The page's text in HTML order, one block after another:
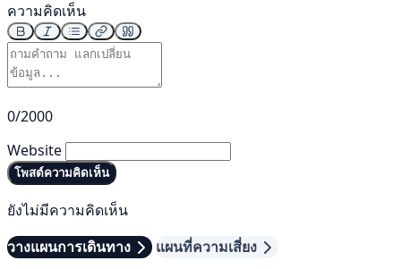
ความคิดเห็น
0/2000
Website
โพสต์ความคิดเห็น
ยังไม่มีความคิดเห็น
วางแผนการเดินทาง
แผนที่ความเสี่ยง